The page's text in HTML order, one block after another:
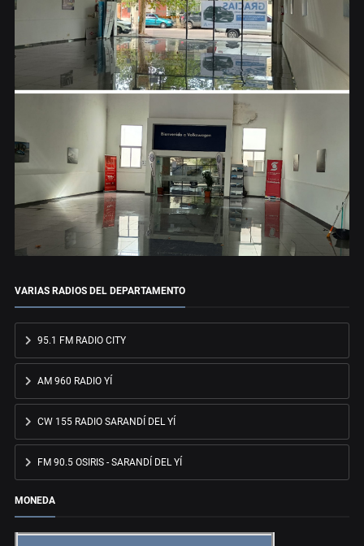
VARIAS RADIOS DEL DEPARTAMENTO
95.1 FM RADIO CITY
AM 960 RADIO YÍ
CW 155 RADIO SARANDÍ DEL YÍ
FM 90.5 OSIRIS - SARANDÍ DEL YÍ
MONEDA